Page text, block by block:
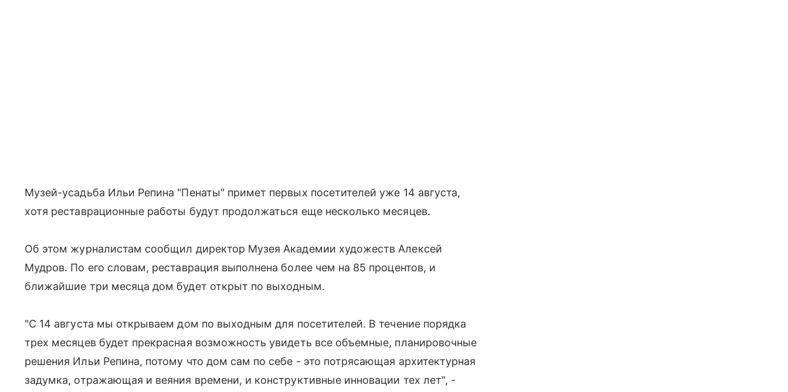
Музей-усадьба Ильи Репина "Пенаты" примет первых посетителей уже 14 августа,
хотя реставрационные работы будут продолжаться еще несколько месяцев.
Об этом журналистам сообщил директор Музея Академии художеств Алексей
Мудров. По его словам, реставрация выполнена более чем на 85 процентов, и
ближайшие три месяца дом будет открыт по выходным.
"С 14 августа мы открываем дом по выходным для посетителей. В течение порядка
трех месяцев будет прекрасная возможность увидеть все объемные, планировочные
решения Ильи Репина, потому что дом сам по себе - это потрясающая архитектурная
задумка, отражающая и веяния времени, и конструктивные инновации тех лет", -